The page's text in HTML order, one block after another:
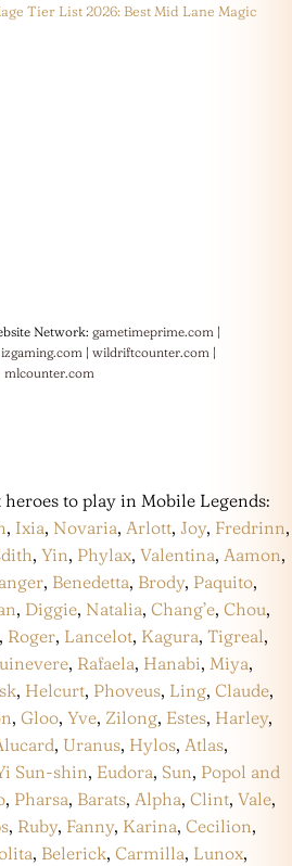
Tier List 2026: Best Mid Lane Magic
Network: gametimeprime.com |
izgaming.com | wildriftcounter.com |
mlcounter.com
to play in Mobile Legends:
, Ixia, Novaria, Arlott, Joy, Fredrinn,
, Yin, Phylax, Valentina, Aamon,
, Benedetta, Brody, Paquito,
, Diggie, Natalia, Chang’e, Chou,
, Roger, Lancelot, Kagura, Tigreal,
, Rafaela, Hanabi, Miya,
, Helcurt, Phoveus, Ling, Claude,
, Gloo, Yve, Zilong, Estes, Harley,
, Uranus, Hylos, Atlas,
Sun-shin, Eudora, Sun, Popol and
, Pharsa, Barats, Alpha, Clint, Vale,
, Ruby, Fanny, Karina, Cecilion,
, Belerick, Carmilla, Lunox,